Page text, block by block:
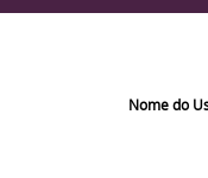
Nome do